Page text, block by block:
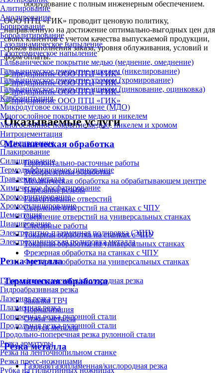
Алитирование
Анодирование
Борирование
Бороалитирование
Газодинамическое напыление
Газотермическое напыление
Гальваническое покрытие медью (меднение, омеднение)
Гальваническое покрытие никелем (никелирование)
Гальваническое покрытие хромом (хромирование)
Гальваническое покрытие цинком (цинкование, оцинковка)
Карбонитрация
Микродуговое оксидирование (МДО)
Многослойное покрытие медью и никелем
Многослойное покрытие медью, никелем и хромом
Нитроцементация
Оксидирование
Плакирование
Силицирование
Термодиффузионное цинкование
Травление металла
Химическое фосфатирование
Хромоалитирование
Хромосилицирование
Цементация
Цианирование
Электролитно-плазменная полировка (ЭПП)
Электрохимическая полировка металла
Резка металла
Газовая/газопламенная/кислородная резка
Гидроабразивная резка
Лазерная резка
Плазменная резка
Поперечная резка рулонной стали
Продольная резка рулонной стали
Продольно-поперечная резка рулонной стали
Резка арматуры
Резка на ленточнопильном станке
Резка пресс-ножницами
Рубка на гильотинных ножницах
оборудование с полным инженерным обеспечением.
ООО ПТЦ «ГИК» проводит ценовую политику,
направленную на достижение оптимально-выгодных цен для
своих клиентов с учетом качества выпускаемой продукции,
сроков выполнения заказа, уровня облуживания, условий и
форм оплаты.
Оказываемые услуги
Механическая обработка
Горизонтально-расточные работы
Зубофрезерная обработка
Механическая обработка на обрабатывающем центре
Нарезание резьбы
Развертывание отверстий
Сверление отверстий на станках с ЧПУ
Сверление отверстий на универсальных станках
Слесарные работы
Токарная обработка на станках с ЧПУ
Токарная обработка на универсальных станках
Фрезерная обработка на станках с ЧПУ
Фрезерная обработка на универсальных станках
Термическая обработка
Закалка ТВЧ
Нормализация
Отжиг металла
Отпуск металла
Резка металла
Газовая/газопламенная/кислородная резка